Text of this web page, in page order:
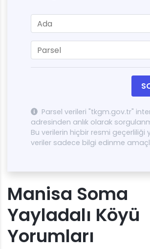
Parsel verileri "tkgm.gov.tr"
adresinden anlık olarak
Bu verilerin hiçbir resmi geçerliliği
veriler sadece bilgi edinme
Manisa Soma
Yayladalı Köyü
Yorumları